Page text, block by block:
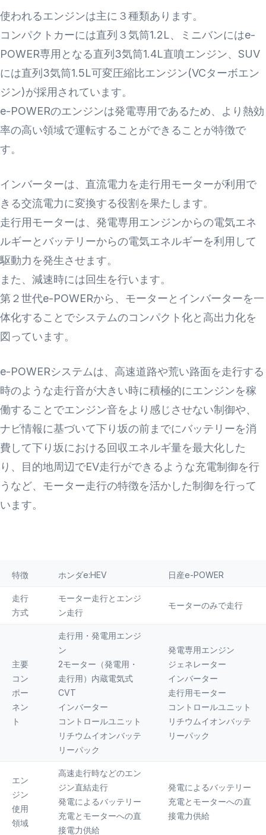
使われるエンジンは主に３種類あります。
コンパクトカーには直列３気筒1.2L、ミニバンにはe-
POWER専用となる直列3気筒1.4L直噴エンジン、SUV
には直列3気筒1.5L可変圧縮比エンジン(VCターボエン
ジン)が採用されています。
e-POWERのエンジンは発電専用であるため、より熱効
率の高い領域で運転することができることが特徴で
す。
インバーターは、直流電力を走行用モーターが利用で
きる交流電力に変換する役割を果たします。
走行用モーターは、発電専用エンジンからの電気エネ
ルギーとバッテリーからの電気エネルギーを利用して
駆動力を発生させます。
また、減速時には回生を行います。
第２世代e-POWERから、モーターとインバーターを一
体化することでシステムのコンパクト化と高出力化を
図っています。
e-POWERシステムは、高速道路や荒い路面を走行する
時のような走行音が大きい時に積極的にエンジンを稼
働することでエンジン音をより感じさせない制御や、
ナビ情報に基づいて下り坂の前までにバッテリーを消
費して下り坂における回収エネルギ量を最大化した
り、目的地周辺でEV走行ができるような充電制御を行
うなど、モーター走行の特徴を活かした制御を行って
います。
特徴 ホンダe:HEV 日産e-POWER
走行
方式
モーター走行とエンジ
ン走行
モーターのみで走行
主要
コン
ポー
ネン
ト
走行用・発電用エンジ
ン
2モーター（発電用・
走行用）内蔵電気式
CVT
インバーター
コントロールユニット
リチウムイオンバッテ
リーパック
発電専用エンジン
ジェネレーター
インバーター
走行用モーター
コントロールユニット
リチウムイオンバッテ
リーパック
エン
ジン
使用
領域
高速走行時などのエン
ジン直結走行
発電によるバッテリー
充電とモーターへの直
接電力供給
発電によるバッテリー
充電とモーターへの直
接電力供給